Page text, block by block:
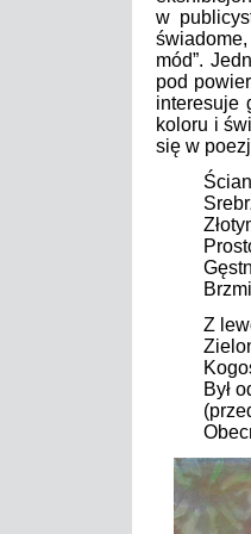
w
mód”.
pod
interesuje
koloru i
się w
Z
Był